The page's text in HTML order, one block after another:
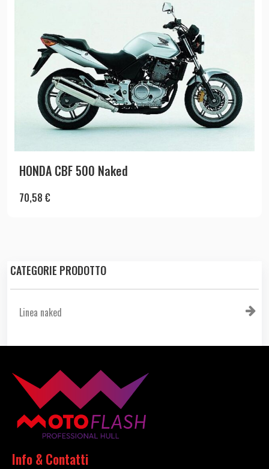
CATEGORIE PRODOTTO
Linea naked
HONDA CBF 500 Naked
70,58 €
Info & Contatti